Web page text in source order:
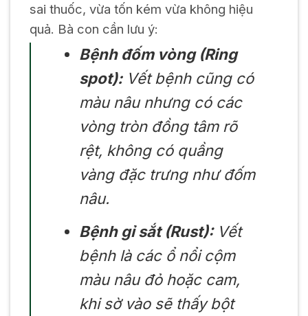
sai thuốc, vừa tốn kém vừa không hiệu
quả. Bà con cần lưu ý:
Bệnh đốm vòng (Ring
spot):Vết bệnh cũng có
màu nâu nhưng có các
vòng tròn đồng tâm rõ
rệt, không có quầng
vàng đặc trưng như đốm
nâu.
Bệnh gỉ sắt (Rust):Vết
bệnh là các ổ nổi cộm
màu nâu đỏ hoặc cam,
khi sờ vào sẽ thấy bột